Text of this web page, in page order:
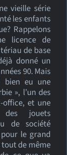
vieille série
les enfants
Rappelons
licence de
de base
donné un
90. Mais
bien eu une
», l’un des
office, et une
jouets
de société
le grand
de même